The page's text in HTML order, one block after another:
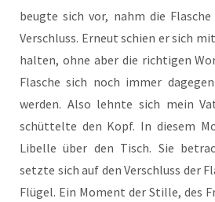
beug­te sich vor, nahm die
Ver­schluss. Erneut schien er sich
hal­ten, ohne aber die rich­ti­gen
Fla­sche sich noch immer
wer­den. Also lehn­te sich mein
schüt­tel­te den Kopf. In die­sem
Libel­le über den Tisch. Sie
setz­te sich auf den Ver­schluss der
Flü­gel. Ein Moment der Stil­le, des